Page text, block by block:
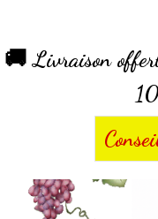
🚚 Livraison